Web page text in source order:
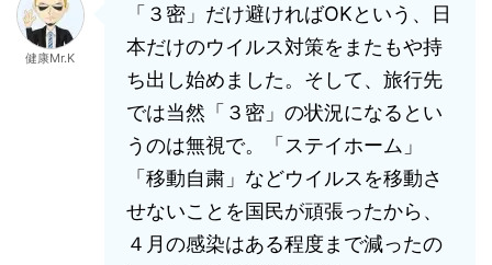
健康Mr.K
「３密」だけ避ければOKという、日
本だけのウイルス対策をまたもや持
ち出し始めました。そして、旅行先
では当然「３密」の状況になるとい
うのは無視で。「ステイホーム」
「移動自粛」などウイルスを移動さ
せないことを国民が頑張ったから、
４月の感染はある程度まで減ったの